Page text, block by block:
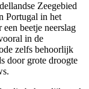
Zeegebied
Portugal in het
beetje neerslag
in de
zelfs behoorlijk
door grote droogte